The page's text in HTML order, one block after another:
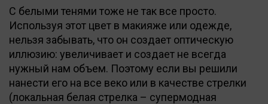
С белыми тенями тоже не так все просто.
Используя этот цвет в макияже или одежде,
нельзя забывать, что он создает оптическую
иллюзию: увеличивает и создает не всегда
нужный нам объем. Поэтому если вы решили
нанести его на все веко или в качестве стрелки
(локальная белая стрелка – супермодная